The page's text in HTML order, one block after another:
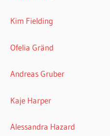
Kim Fielding
Ofelia Gränd
Andreas Gruber
Kaje Harper
Alessandra Hazard